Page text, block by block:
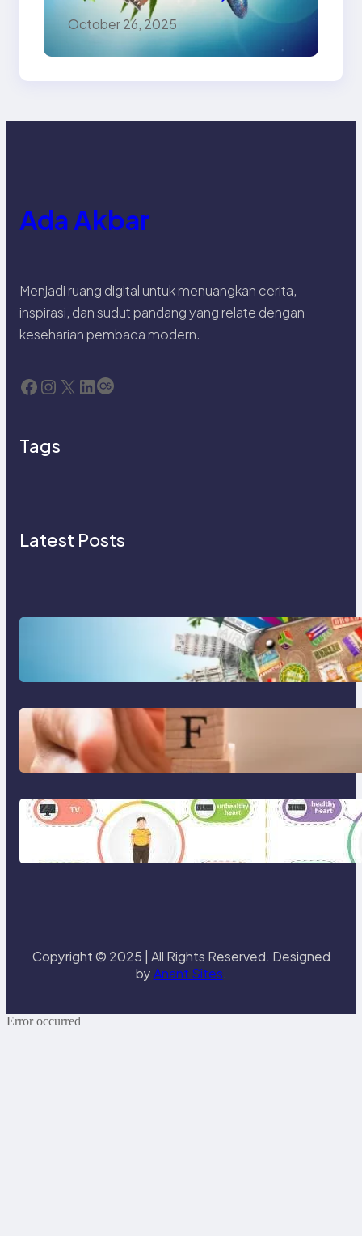
Ramah Lingkungan,
dan Penuh Makna
October 26, 2025
Ada Akbar
Menjadi ruang digital untuk menuangkan cerita,
inspirasi, dan sudut pandang yang relate dengan
keseharian pembaca modern.
Facebook Instagram X LinkedIn Last.fm
Tags
Latest Posts
Tren Traveling 2025: Liburan
Cerdas, Ramah Lingkungan, dan
Penuh Makna
Gaya Hidup Seimbang 2025:
Kesehatan Mental, Produktivitas,
dan Makna Hidup Baru
Gaya Hidup Sehat 2025: Antara
Tren, Teknologi, dan Kesadaran
Diri
Copyright © 2025 | All Rights Reserved. Designed
byAnant Sites.
Error occurred